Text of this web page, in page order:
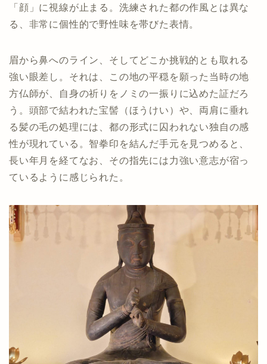
「顔」に視線が止まる。洗練された都の作風とは異な
る、非常に個性的で野性味を帯びた表情。
眉から鼻へのライン、そしてどこか挑戦的とも取れる
強い眼差し。それは、この地の平穏を願った当時の地
方仏師が、自身の祈りをノミの一振りに込めた証だろ
う。頭部で結われた宝髻（ほうけい）や、両肩に垂れ
る髪の毛の処理には、都の形式に囚われない独自の感
性が現れている。智拳印を結んだ手元を見つめると、
長い年月を経てなお、その指先には力強い意志が宿っ
ているように感じられた。